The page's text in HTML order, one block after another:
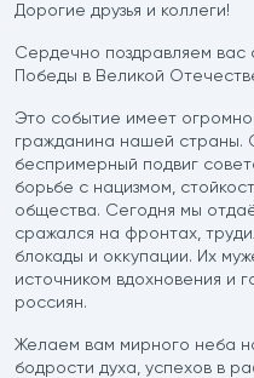
Дорогие друзья и коллеги!
Сердечно поздравляем
Победы в Великой
Это событие имеет
гражданина нашей страны.
беспримерный подвиг
борьбе с нацизмом,
общества. Сегодня мы
сражался на фронтах,
блокады и оккупации. Их
источником вдохновения и
россиян.
Желаем вам мирного неба
бодрости духа, успехов в
санитарным